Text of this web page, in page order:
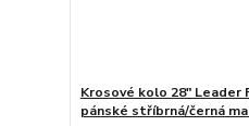
Krosové kolo 28" Leader
pánské stříbrná/černá